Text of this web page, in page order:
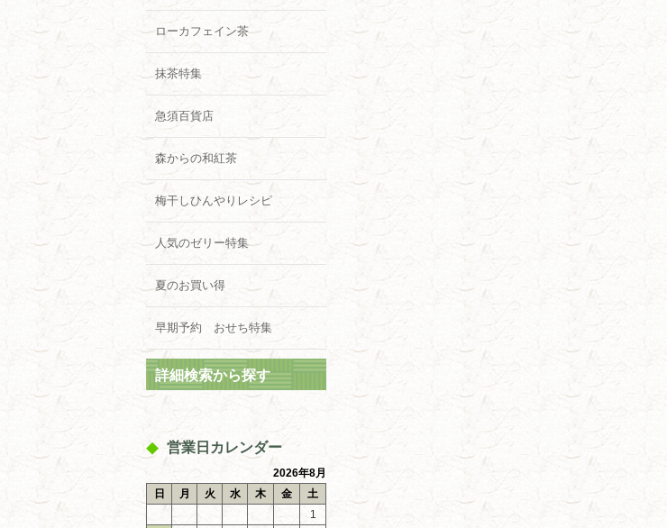
ローカフェイン茶
抹茶特集
急須百貨店
森からの和紅茶
梅干しひんやりレシピ
人気のゼリー特集
夏のお買い得
早期予約 おせち特集
詳細検索から探す
営業日カレンダー
2026年8月
日
月 火 水 木 金
土
1